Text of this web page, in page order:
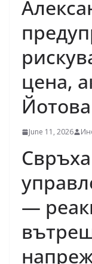
цена,
Йотова
June 11, 2026
—